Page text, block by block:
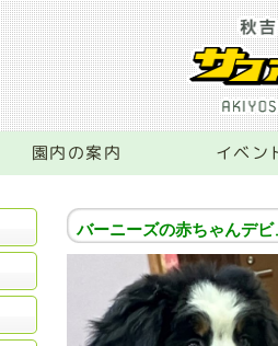
園内の案内 イベン
バーニーズの赤ちゃんデビ